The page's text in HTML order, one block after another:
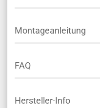
Montageanleitung
FAQ
Hersteller-Info